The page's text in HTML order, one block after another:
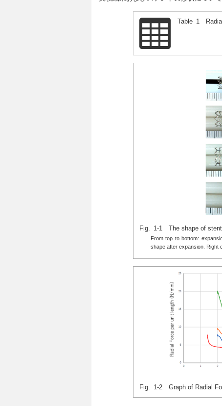
Table 1
Fig. 1-1 The shape of
From top to bottom:
shape after expansion. Right
Fig. 1-2 Graph of Radial